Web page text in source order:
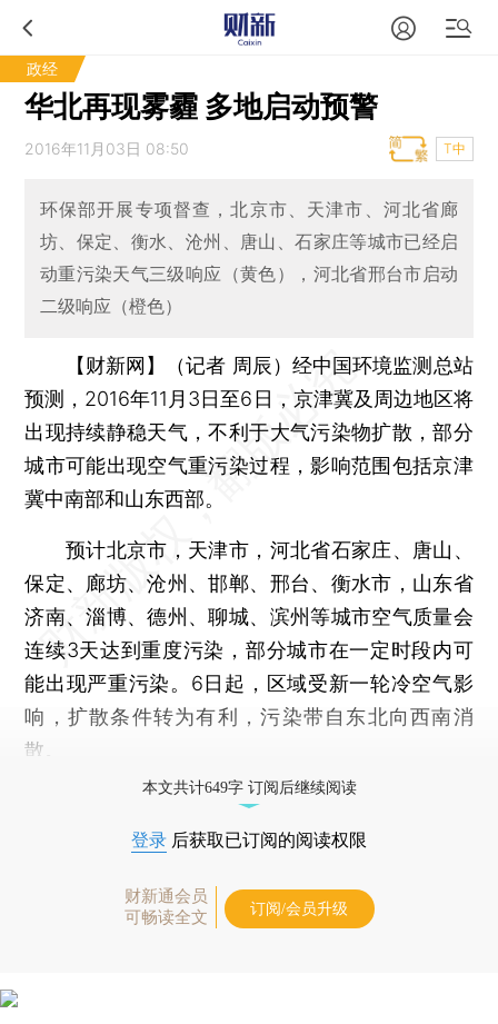
政经
华北再现雾霾 多地启动预警
2016年11月03日 08:50 T中
环保部开展专项督查，北京市、天津市、河北省廊
坊、保定、衡水、沧州、唐山、石家庄等城市已经启
动重污染天气三级响应（黄色），河北省邢台市启动
二级响应（橙色）
【财新网】（记者 周辰） 经中国环境监测总站
预测，2016年11月3日至6日，京津冀及周边地区将
出现持续静稳天气，不利于大气污染物扩散，部分
城市可能出现空气重污染过程，影响范围包括京津
冀中南部和山东西部。
预计北京市，天津市，河北省石家庄、唐山、
保定、廊坊、沧州、邯郸、邢台、衡水市，山东省
济南、淄博、德州、聊城、滨州等城市空气质量会
连续3天达到重度污染，部分城市在一定时段内可
能出现严重污染。6日起，区域受新一轮冷空气影
响，扩散条件转为有利，污染带自东北向西南消
散。
本文共计649字 订阅后继续阅读
登录 后获取已订阅的阅读权限
财新通会员
可畅读全文
订阅/会员升级